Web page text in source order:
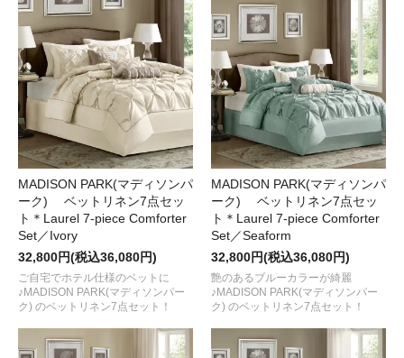
MADISON PARK(マディソンパ
ーク) ベットリネン7点セッ
ト＊Laurel 7-piece Comforter
Set／Ivory
32,800円(税込36,080円)
ご自宅でホテル仕様のベットに
♪MADISON PARK(マディソンパー
ク) のベットリネン7点セット！
MADISON PARK(マディソンパ
ーク) ベットリネン7点セッ
ト＊Laurel 7-piece Comforter
Set／Seaform
32,800円(税込36,080円)
艶のあるブルーカラーが綺麗
♪MADISON PARK(マディソンパー
ク) のベットリネン7点セット！